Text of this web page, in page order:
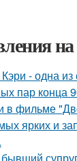
на
- одна
пар конца
в фильме
ярких и